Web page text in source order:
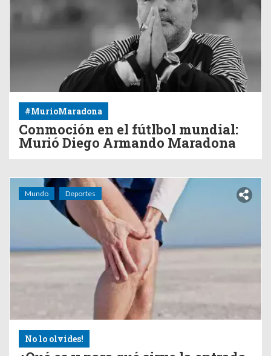
#MurioMaradona
Conmoción en el fútlbol mundial:
Murió Diego Armando Maradona
Mundo Deportes
No lo olvides!